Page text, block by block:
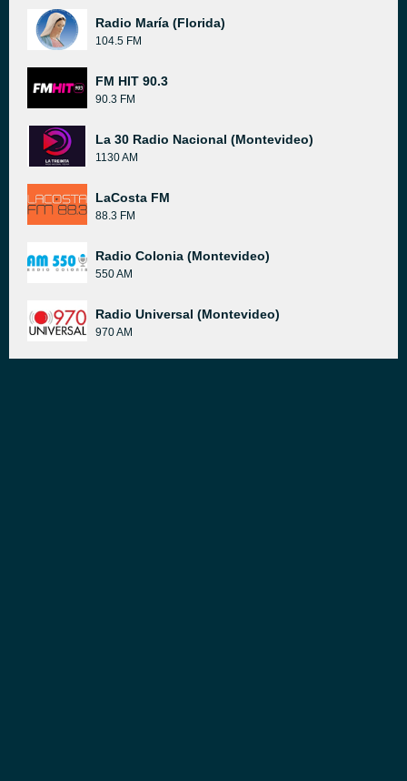
Radio María (Florida)
104.5 FM
FM HIT 90.3
90.3 FM
La 30 Radio Nacional (Montevideo)
1130 AM
LaCosta FM
88.3 FM
Radio Colonia (Montevideo)
550 AM
Radio Universal (Montevideo)
970 AM